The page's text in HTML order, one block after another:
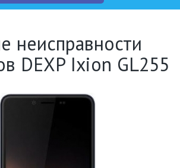
неисправности
DEXP Ixion GL255